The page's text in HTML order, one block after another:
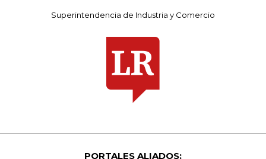
Superintendencia de Industria y Comercio
PORTALES ALIADOS: